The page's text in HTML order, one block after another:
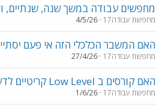
מחפשים עבודה במשך שנה, שנתיים,
מחפשת עבודה17 4/5/26
האם המשבר הכלכלי הזה אי פעם
מחפשת עבודה17 27/4/26
האם קורסים ב Low Level קריטיים לדעתכם בתואר?
מחפשת עבודה17 1/6/26